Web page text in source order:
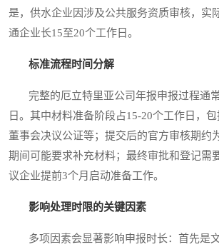
是，供水企业因涉及公共服务资质审核，实
通企业长15至20个工作日。
标准流程时间分解
完整的厄立特里亚公司年报申报过程通
日。其中材料准备阶段占15-20个工作日，包
董事会决议公证等；提交后的官方审核期约
期间可能要求补充材料；最终审批和登记需
议企业提前3个月启动准备工作。
影响处理时限的关键因素
多项因素会显著影响申报时长：首先是